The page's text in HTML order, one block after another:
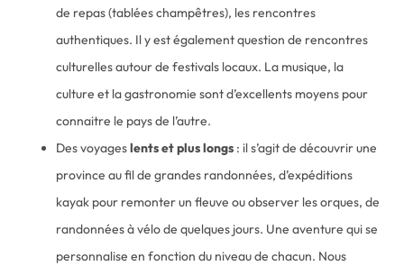
de repas (tablées champêtres), les rencontres
authentiques. Il y est également question de rencontres
culturelles autour de festivals locaux. La musique, la
culture et la gastronomie sont d’excellents moyens pour
connaitre le pays de l’autre.
Des voyageslents et plus longs : il s’agit de découvrir une
province au fil de grandes randonnées, d’expéditions
kayak pour remonter un fleuve ou observer les orques, de
randonnées à vélo de quelques jours. Une aventure qui se
personnalise en fonction du niveau de chacun. Nous